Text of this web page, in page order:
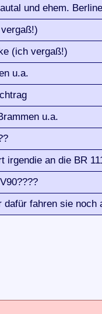
und ehem.
(ich vergaß!)
u.a.
u.a.
irgendie an die BR
dafür fahren sie noch